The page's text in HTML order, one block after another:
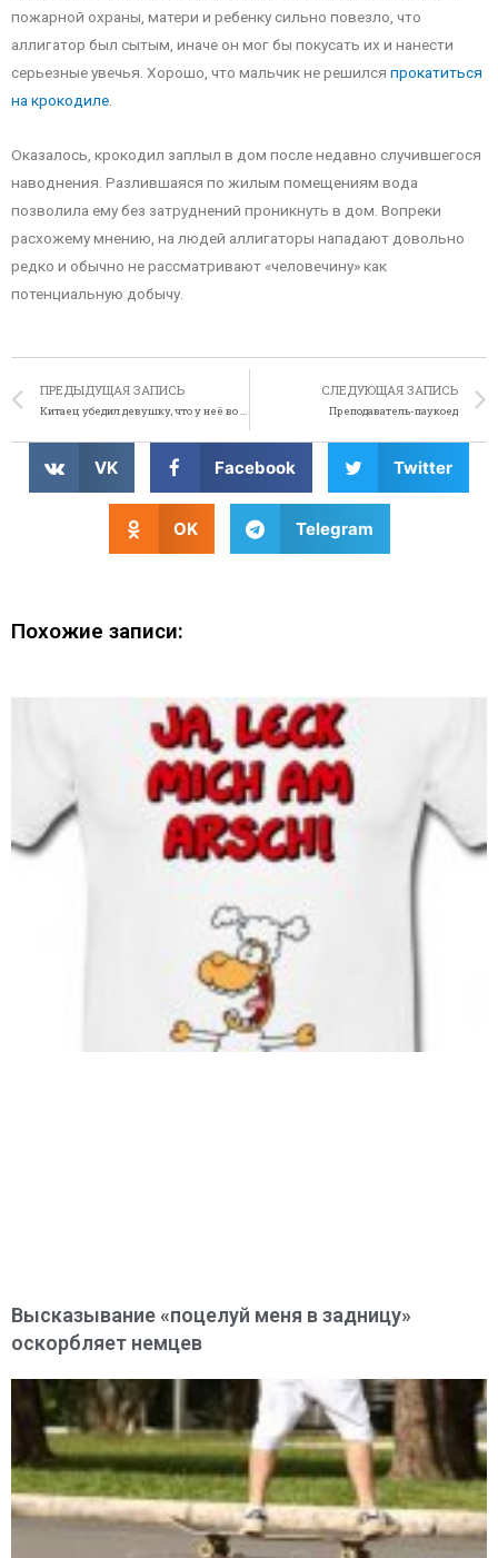
пожарной охраны, матери и ребенку сильно повезло, что
аллигатор был сытым, иначе он мог бы покусать их и нанести
серьезные увечья. Хорошо, что мальчик не решился прокатиться
на крокодиле
Оказалось, крокодил заплыл в дом после недавно случившегося
наводнения. Разлившаяся по жилым помещениям вода
позволила ему без затруднений проникнуть в дом. Вопреки
расхожему мнению, на людей аллигаторы нападают довольно
редко и обычно не рассматривают «человечину» как
потенциальную добычу.
ПРЕДЫДУЩАЯ ЗАПИСЬ
Китаец убедил девушку, что у неё во влагалище обитают призраки
СЛЕДУЮЩАЯ ЗАПИСЬ
Преподаватель-паукоед
VK Facebook Twitter
OK Telegram
Похожие записи:
Высказывание «поцелуй меня в задницу»
оскорбляет немцев